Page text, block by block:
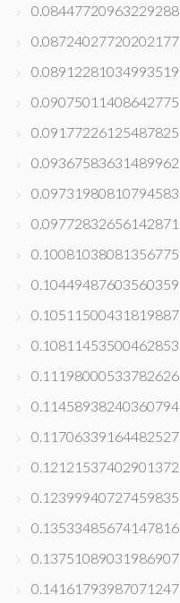
0.08447720963229288
0.08724027720202177
0.08912281034993519
0.09075011408642775
0.09177226125487825
0.09367583631489962
0.09731980810794583
0.09772832656142871
0.10081038081356775
0.10449487603560359
0.10511500431819887
0.10811453500462853
0.11198000533782626
0.11458938240360794
0.11706339164482527
0.12121537402901372
0.12399940727459835
0.13533485674147816
0.13751089031986907
0.14161793987071247